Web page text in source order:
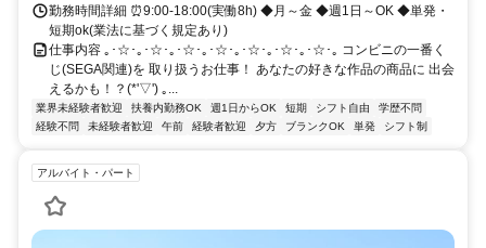
勤務時間詳細 ⏰9:00-18:00(実働8h) ◆月～金 ◆週1日～OK ◆単発・
短期ok(業法に基づく規定あり)
仕事内容 ｡･☆･｡･☆･｡･☆･｡･☆･｡･☆･｡･☆･｡･☆･｡ コンビニの一番く
じ(SEGA関連)を 取り扱うお仕事！ あなたの好きな作品の商品に 出会
えるかも！？(*'▽') ｡...
業界未経験者歓迎 扶養内勤務OK 週1日からOK 短期 シフト自由
学歴不問
経験不問
未経験者歓迎 午前 経験者歓迎 夕方 ブランクOK 単発 シフト制
アルバイト・パート